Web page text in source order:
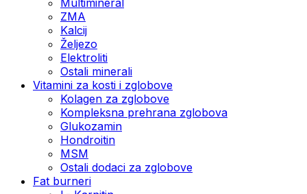
ZMA
Kalcij
Željezo
Elektroliti
Ostali minerali
Vitamini za kosti i zglobove
Kolagen za zglobove
Kompleksna prehrana zglobova
Glukozamin
Hondroitin
MSM
Ostali dodaci za zglobove
Fat burneri